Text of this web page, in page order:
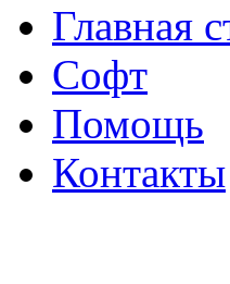
Главная
Софт
Помощь
Контакты